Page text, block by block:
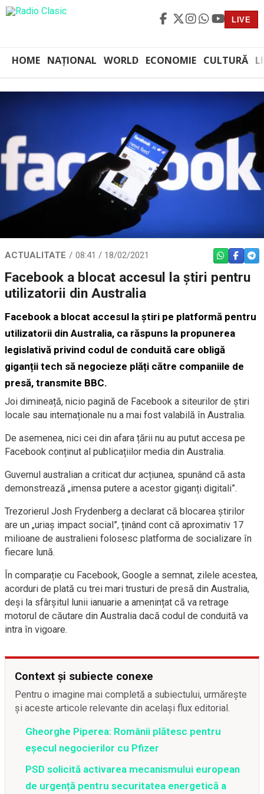
LIVE
HOME NAȚIONAL WORLD ECONOMIE CULTURĂ
ACTUALITATE 08:41 / 18/02/2021 WHATSAPP
Facebook a blocat accesul la știri pentru
utilizatorii din Australia
Facebook a blocat accesul la știri pe platformă pentru
utilizatorii din Australia, ca răspuns la propunerea
legislativă privind codul de conduită care obligă
giganții tech să negocieze plăți către companiile de
presă, transmite BBC.
Joi dimineață, nicio pagină de Facebook a siteurilor de știri
locale sau internaționale nu a mai fost valabilă în Australia.
De asemenea, nici cei din afara țării nu au putut accesa pe
Facebook conținut al publicațiilor media din Australia.
Guvernul australian a criticat dur acțiunea, spunând că asta
demonstrează „imensa putere a acestor giganți digitali”.
Trezorierul Josh Frydenberg a declarat că blocarea știrilor
are un „uriaș impact social”, ținând cont că aproximativ 17
milioane de australieni folosesc platforma de socializare în
fiecare lună.
În comparație cu Facebook, Google a semnat, zilele acestea,
acorduri de plată cu trei mari trusturi de presă din Australia,
deși la sfârșitul lunii ianuarie a amenințat că va retrage
motorul de căutare din Australia dacă codul de conduită va
intra în vigoare.
Context și subiecte conexe
Pentru o imagine mai completă a subiectului, urmărește
și aceste articole relevante din același flux editorial.
Gheorghe Piperea: Românii plătesc pentru
eșecul negocierilor cu Pfizer
PSD solicită activarea mecanismului european
de urgență pentru securitatea energetică a